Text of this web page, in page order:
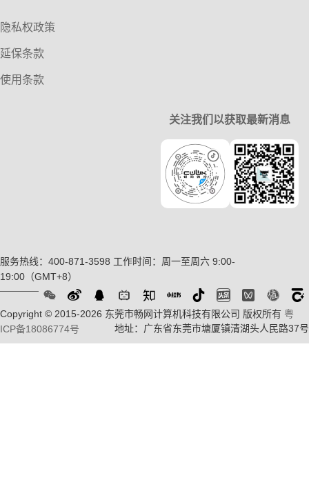
隐私权政策
延保条款
使用条款
关注我们以获取最新消息
服务热线：400-871-3598 工作时间：周一至周六 9:00-
19:00（GMT+8）
Copyright © 2015-2026 东莞市畅网计算机科技有限公司 版权所有 粤
ICP备18086774号
地址：广东省东莞市塘厦镇清湖头人民路37号